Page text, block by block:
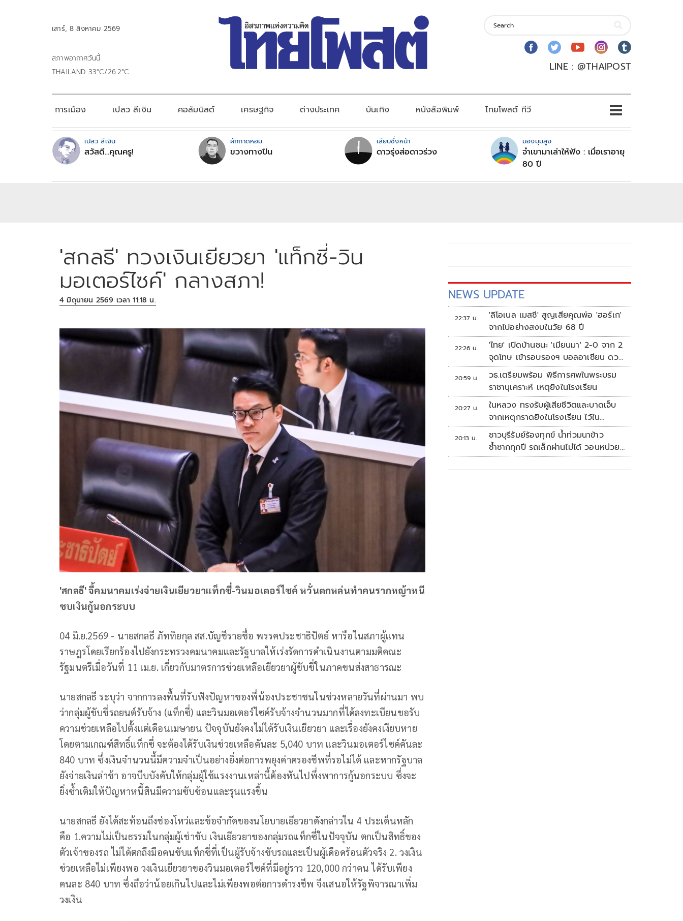
เสาร์, 8 สิงหาคม 2569
สภาพอากาศวันนี้
THAILAND 33°C/26.2°C
LINE : @THAIPOST
การเมือง เปลว สีเงิน คอลัมนิสต์ เศรษฐกิจ ต่างประเทศ บันเทิง หนังสือพิมพ์ ไทยโพสต์ ทีวี
เปลว สีเงิน
สวัสดี...คุณครู!
ผักกาดหอม
ขวางทางปืน
เสียบซึ่งหน้า
ดาวรุ่งส่อดาวร่วง
มองมุมสูง
จำเขามาเล่าให้ฟัง : เมื่อเราอายุ
80 ปี
'สกลธี' ทวงเงินเยียวยา 'แท็กซี่-วิน
มอเตอร์ไซค์' กลางสภา!
4 มิถุนายน 2569 เวลา 11:18 น.
'สกลธี' จี้คมนาคมเร่งจ่ายเงินเยียวยาแท็กซี่-วินมอเตอร์ไซค์ หวั่นตกหล่นทำคนรากหญ้าหนี
ซบเงินกู้นอกระบบ
04 มิ.ย.2569 - นายสกลธี ภัททิยกุล สส.บัญชีรายชื่อ พรรคประชาธิปัตย์ หารือในสภาผู้แทน
ราษฎรโดยเรียกร้องไปยังกระทรวงคมนาคมและรัฐบาลให้เร่งรัดการดำเนินงานตามมติคณะ
รัฐมนตรีเมื่อวันที่ 11 เม.ย. เกี่ยวกับมาตรการช่วยเหลือเยียวยาผู้ขับขี่ในภาคขนส่งสาธารณะ
นายสกลธี ระบุว่า จากการลงพื้นที่รับฟังปัญหาของพี่น้องประชาชนในช่วงหลายวันที่ผ่านมา พบ
ว่ากลุ่มผู้ขับขี่รถยนต์รับจ้าง (แท็กซี่) และวินมอเตอร์ไซค์รับจ้างจำนวนมากที่ได้ลงทะเบียนขอรับ
ความช่วยเหลือไปตั้งแต่เดือนเมษายน ปัจจุบันยังคงไม่ได้รับเงินเยียวยา และเรื่องยังคงเงียบหาย
โดยตามเกณฑ์สิทธิ์แท็กซี่ จะต้องได้รับเงินช่วยเหลือคันละ 5,040 บาท และวินมอเตอร์ไซค์คันละ
840 บาท ซึ่งเงินจำนวนนี้มีความจำเป็นอย่างยิ่งต่อการพยุงค่าครองชีพที่รอไม่ได้ และหากรัฐบาล
ยังจ่ายเงินล่าช้า อาจบีบบังคับให้กลุ่มผู้ใช้แรงงานเหล่านี้ต้องหันไปพึ่งพาการกู้นอกระบบ ซึ่งจะ
ยิ่งซ้ำเติมให้ปัญหาหนี้สินมีความซับซ้อนและรุนแรงขึ้น
นายสกลธี ยังได้สะท้อนถึงช่องโหว่และข้อจำกัดของนโยบายเยียวยาดังกล่าวใน 4 ประเด็นหลัก
คือ 1.ความไม่เป็นธรรมในกลุ่มผู้เช่าขับ เงินเยียวยาของกลุ่มรถแท็กซี่ในปัจจุบัน ตกเป็นสิทธิ์ของ
ตัวเจ้าของรถ ไม่ได้ตกถึงมือคนขับแท็กซี่ที่เป็นผู้รับจ้างขับรถและเป็นผู้เดือดร้อนตัวจริง 2. วงเงิน
ช่วยเหลือไม่เพียงพอ วงเงินเยียวยาของวินมอเตอร์ไซค์ที่มีอยู่ราว 120,000 กว่าคน ได้รับเพียง
คนละ 840 บาท ซึ่งถือว่าน้อยเกินไปและไม่เพียงพอต่อการดำรงชีพ จึงเสนอให้รัฐพิจารณาเพิ่ม
วงเงิน
NEWS UPDATE
22:37 น.
'ลิโอเนล เมสซี' สูญเสียคุณพ่อ 'ฮอร์เก'
จากไปอย่างสงบในวัย 68 ปี
22:26 น.
'ไทย' เปิดบ้านชนะ 'เมียนมา' 2-0 จาก 2
จุดโทษ เข้ารอบรองฯ บอลอาเซียน ดวล
'สิงคโปร์'
20:59 น.
วธ.เตรียมพร้อม พิธีการศพในพระบรม
ราชานุเคราะห์ เหตุยิงในโรงเรียน
20:27 น.
ในหลวง ทรงรับผู้เสียชีวิตและบาดเจ็บ
จากเหตุกราดยิงในโรงเรียน ไว้ใน
พระบรมราชานุเคราะห์
20:13 น.
ชาวบุรีรัมย์ร้องทุกข์ น้ำท่วมนาข้าว
ซ้ำซากทุกปี รถเล็กผ่านไม่ได้ วอนหน่วย
งานเร่งแก้ไข